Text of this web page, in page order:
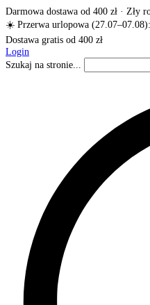
Darmowa dostawa od 400 zł · Zły
☀️ Przerwa urlopowa
Dostawa gratis od 400 zł
Login
Szukaj na stronie...